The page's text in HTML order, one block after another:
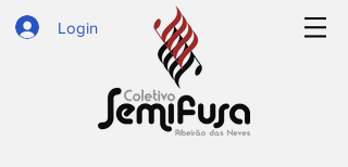
Login